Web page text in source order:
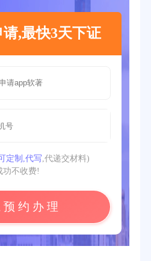
,最快3天下证
定制,代写 ,代递交材料)
功不收费!
预 约 办 理